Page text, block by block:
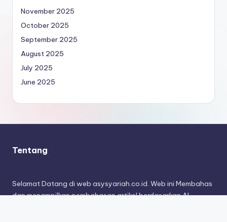
November 2025
October 2025
September 2025
August 2025
July 2025
June 2025
Tentang
Selamat Datang di web asysyariah.co.id. Web ini Membahas
dan menampilkan pembahasan artikel berdasarkan Al-